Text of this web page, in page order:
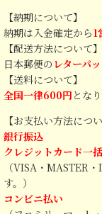
【納期について】
納期は入金確定から1
【配送方法について】
日本郵便の レターパ
【送料について】
全国一律600円 とな
【お支払い方法につい
銀行振込
クレジットカード一
（VISA・MASTER
す。）
コンビニ払い